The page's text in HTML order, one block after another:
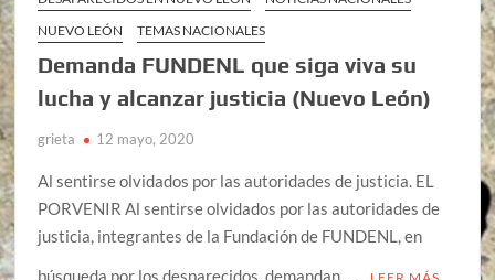
NUEVO LEÓN
TEMAS NACIONALES
Demanda FUNDENL que siga viva su
lucha y alcanzar justicia (Nuevo León)
grieta 12 mayo, 2020
Al sentirse olvidados por las autoridades de justicia. EL
PORVENIR Al sentirse olvidados por las autoridades de
justicia, integrantes de la Fundación de FUNDENL, en
búsqueda por los desparecidos, demandan …